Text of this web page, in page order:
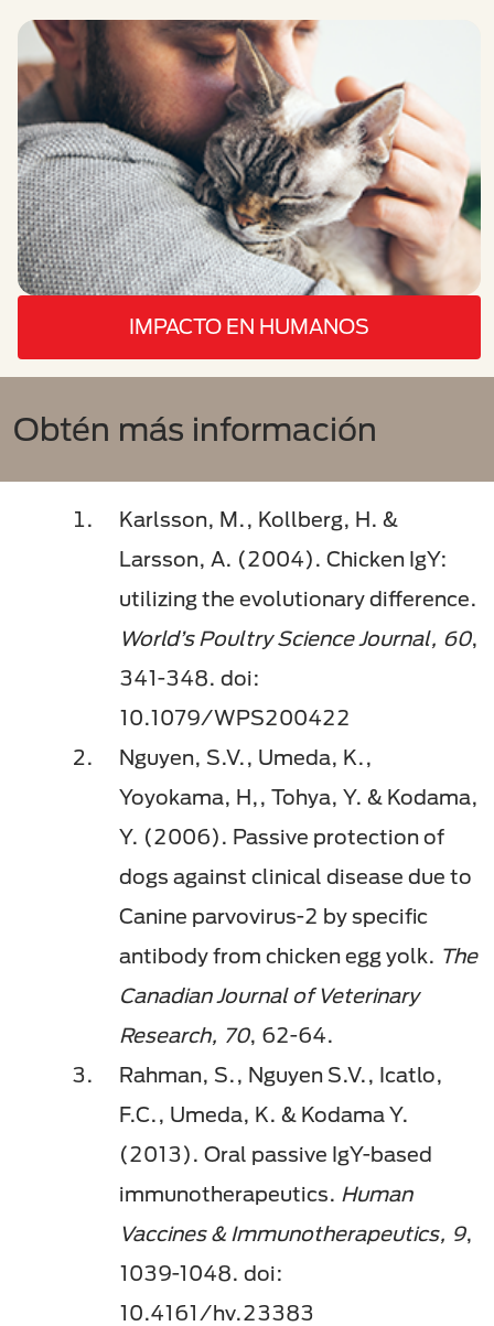
IMPACTO EN HUMANOS
Obtén más información
Karlsson, M., Kollberg, H. &
Larsson, A. (2004). Chicken IgY:
utilizing the evolutionary difference.
World’s Poultry Science Journal, 60,
341-348. doi:
10.1079/WPS200422
Nguyen, S.V., Umeda, K.,
Yoyokama, H,, Tohya, Y. & Kodama,
Y. (2006). Passive protection of
dogs against clinical disease due to
Canine parvovirus-2 by specific
antibody from chicken egg yolk. The
Canadian Journal of Veterinary
Research, 70, 62-64.
Rahman, S., Nguyen S.V., Icatlo,
F.C., Umeda, K. & Kodama Y.
(2013). Oral passive IgY-based
immunotherapeutics. Human
Vaccines & Immunotherapeutics, 9,
1039-1048. doi:
10.4161/hv.23383